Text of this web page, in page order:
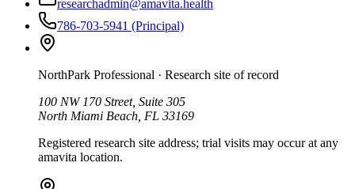
researchadmin@amavita.health
786-703-5941 (Principal)
NorthPark Professional · Research site of record
100 NW 170 Street, Suite 305
North Miami Beach, FL 33169
Registered research site address; trial visits may occur at any
amavita location.